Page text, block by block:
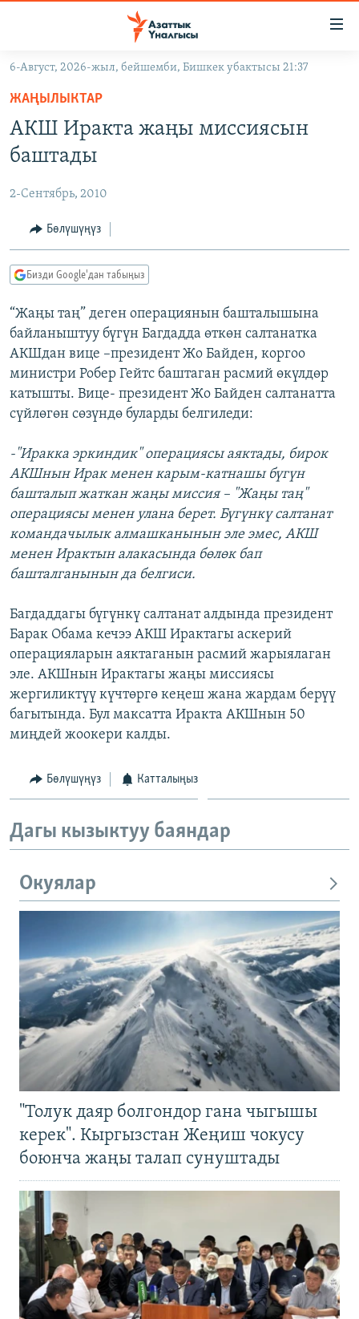
Навигацияга
өтүңүз
Издөөгө
салыңызКЫРГЫЗСТАН
ЭКОНОМИКА
МАДАНИЯТ
ДҮЙНӨ
БОРБОР АЗИЯ
АТАЙЫН ИЛИКТӨӨ
ТВ ПРОГРАММАЛАР
ЭКСПЕРТТЕР ТАЛДАЙТ
БИЗ ЖАНА ДҮЙНӨ
ДАНИСТЕ
ЭЖЕ-СИҢДИЛЕР
ӨЗГӨЧӨ ПИКИР
Русский
ОНЛАЙН ШЕРИНЕ
ЭЕ/АРнун бардык сайттары
6-Август, 2026-жыл, бейшемби, Бишкек убактысы 21:37
ЖАҢЫЛЫКТАР
АКШ Иракта жаңы миссиясын
баштады
2-Сентябрь, 2010
Бөлүшүңүз
Бизди Google'дан табыңыз
“Жаңы таң” деген операциянын башталышына
байланыштуу бүгүн Багдадда өткөн салтанатка
АКШдан вице –президент Жо Байден, коргоо
министри Робер Гейтс баштаган расмий өкүлдөр
катышты. Вице- президент Жо Байден салтанатта
сүйлөгөн сөзүндө буларды белгиледи:
-"Иракка эркиндик" операциясы аяктады, бирок
АКШнын Ирак менен карым-катнашы бүгүн
башталып жаткан жаңы миссия – "Жаңы таң"
операциясы менен улана берет. Бүгүнкү салтанат
командачылык алмашканынын эле эмес, АКШ
менен Ирактын алакасында бөлөк бап
башталганынын да белгиси.
Багдаддагы бүгүнкү салтанат алдында президент
Барак Обама кечээ АКШ Ирактагы аскерий
операцияларын аяктаганын расмий жарыялаган
эле. АКШнын Ирактагы жаңы миссиясы
жергиликтүү күчтөргө кеңеш жана жардам берүү
багытында. Бул максатта Иракта АКШнын 50
миңдей жоокери калды.
Бөлүшүңүз Катталыңыз
Дагы кызыктуу баяндар
Окуялар
"Толук даяр болгондор гана чыгышы
керек". Кыргызстан Жеңиш чокусу
боюнча жаңы талап сунуштады